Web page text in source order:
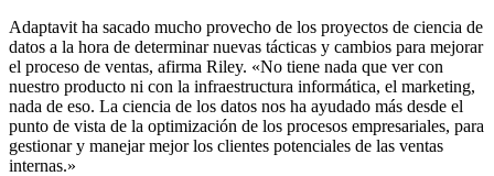
Adaptavit ha sacado mucho provecho de los proyectos de ciencia de
datos a la hora de determinar nuevas tácticas y cambios para mejorar
el proceso de ventas, afirma Riley. «No tiene nada que ver con
nuestro producto ni con la infraestructura informática, el marketing,
nada de eso. La ciencia de los datos nos ha ayudado más desde el
punto de vista de la optimización de los procesos empresariales, para
gestionar y manejar mejor los clientes potenciales de las ventas
internas.»